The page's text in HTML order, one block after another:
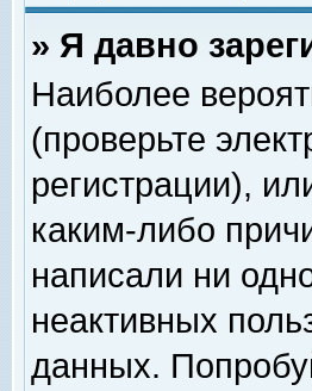
» Я давно
Наиболее
(проверьте
регистрации),
каким-либо
написали ни
неактивных
данных.